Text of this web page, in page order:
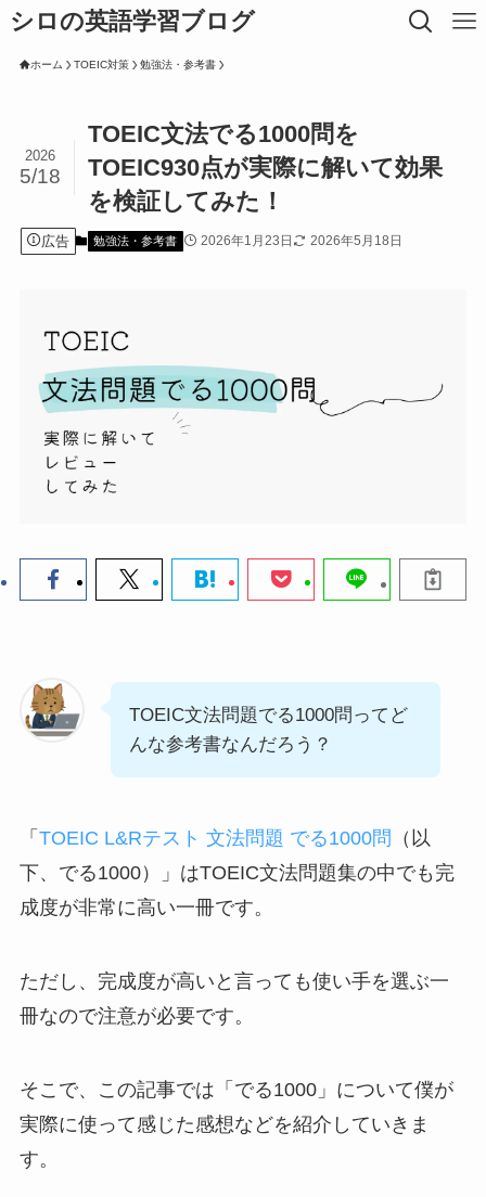
シロの英語学習ブログ
ホーム TOEIC対策 勉強法・参考書
TOEIC文法でる1000問を
TOEIC930点が実際に解いて効果
を検証してみた！
2026
5/18
広告 勉強法・参考書 2026年1月23日 2026年5月18日
TOEIC文法問題でる1000問ってど
んな参考書なんだろう？
「 TOEIC L&Rテスト 文法問題 でる1000問 （以
下、でる1000）」はTOEIC文法問題集の中でも完
成度が非常に高い一冊です。
ただし、完成度が高いと言っても使い手を選ぶ一
冊なので注意が必要です。
そこで、この記事では「でる1000」について僕が
実際に使って感じた感想などを紹介していきま
す。